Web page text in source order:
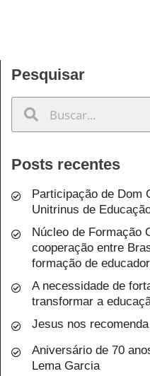
Pesquisar
Posts recentes
Participação de Dom
Unitrinus de
Núcleo de Formação
cooperação entre
formação de
A necessidade de
transformar a
Jesus nos
Aniversário de 70
Lema Garcia